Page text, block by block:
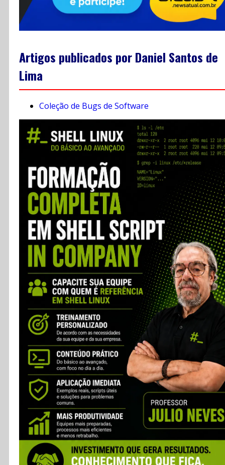
Artigos publicados por Daniel Santos de
Lima
Coleção de Bugs de Software